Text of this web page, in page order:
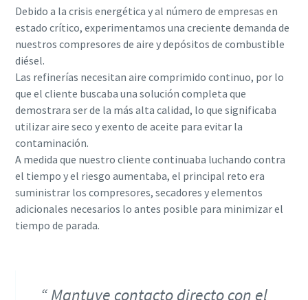
Debido a la crisis energética y al número de empresas en
estado crítico, experimentamos una creciente demanda de
nuestros compresores de aire y depósitos de combustible
diésel.
Las refinerías necesitan aire comprimido continuo, por lo
que el cliente buscaba una solución completa que
demostrara ser de la más alta calidad, lo que significaba
utilizar aire seco y exento de aceite para evitar la
contaminación.
A medida que nuestro cliente continuaba luchando contra
el tiempo y el riesgo aumentaba, el principal reto era
suministrar los compresores, secadores y elementos
adicionales necesarios lo antes posible para minimizar el
tiempo de parada.
Mantuve contacto directo con el